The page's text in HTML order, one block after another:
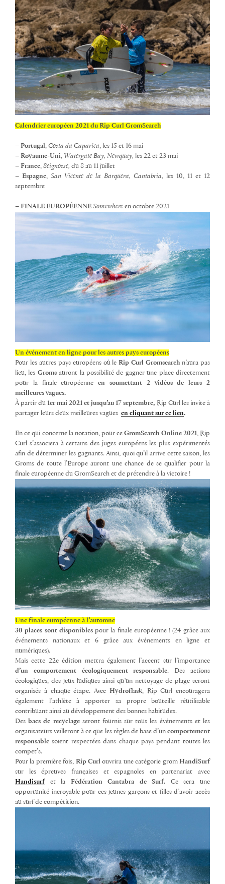
Calendrier européen 2021 du Rip Curl GromSearch
– Portugal, Costa da Caparica, les 15 et 16 mai
– Royaume-Uni, Watergate Bay, Newquay, les 22 et 23 mai
– France, Seignosse, du 8 au 11 juillet
– Espagne, San Vicente de la Barquera, Cantabria, les 10, 11 et 12
septembre
– FINALE EUROPÉENNE Somewhere en octobre 2021
Un événement en ligne pour les autres pays européens
Pour les autres pays européens où leRip Curl Gromsearch n’aura pas
lieu, les Gromsauront la possibilité de gagner une place directement
pour la finale européenneen soumettant 2 vidéos de leurs 2
meilleures vagues.
À partir du 1er mai 2021 et jusqu’au 17 septembre, Rip Curl les invite à
partager leurs deux meilleures vagues en cliquant sur ce lien.
En ce qui concerne la notation, pour ce GromSearch Online 2021, Rip
Curl s’associera à certains des juges européens les plus expérimentés
afin de déterminer les gagnants. Ainsi, quoi qu’il arrive cette saison, les
Groms de toute l’Europe auront une chance de se qualifier pour la
finale européenne du GromSearch et de prétendre à la victoire !
Une finale européenne à l’automne
30 places sont disponiblespour la finale européenne ! (24 grâce aux
événements nationaux et 6 grâce aux événements en ligne et
numériques).
Mais cette 22e édition mettra également l’accent sur l’importance
d’un comportement écologiquement responsable. Des actions
écologiques, des jeux ludiques ainsi qu’un nettoyage de plage seront
organisés à chaque étape. Avec Hydroflask, Rip Curl encouragera
également l’athlète à apporter sa propre bouteille réutilisable
contribuant ainsi au développement des bonnes habitudes.
Desbacs de recyclageseront fournis sur tous les événements et les
organisateurs veilleront à ce que les règles de base d’un comportement
responsable soient respectées dans chaque pays pendant toutes les
compet’s.
Pour la première fois, Rip Curlouvrira une catégorie gromHandiSurf
sur les épreuves françaises et espagnoles en partenariat avec
Handisurfet la Fédération Cantabra de Surf. Ce sera une
opportunité incroyable pour ces jeunes garçons et filles d’avoir accès
au surf de compétition.